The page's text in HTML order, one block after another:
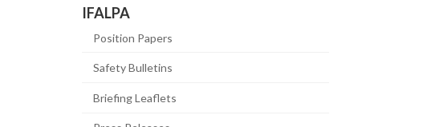
IFALPA
Position Papers
Safety Bulletins
Briefing Leaflets